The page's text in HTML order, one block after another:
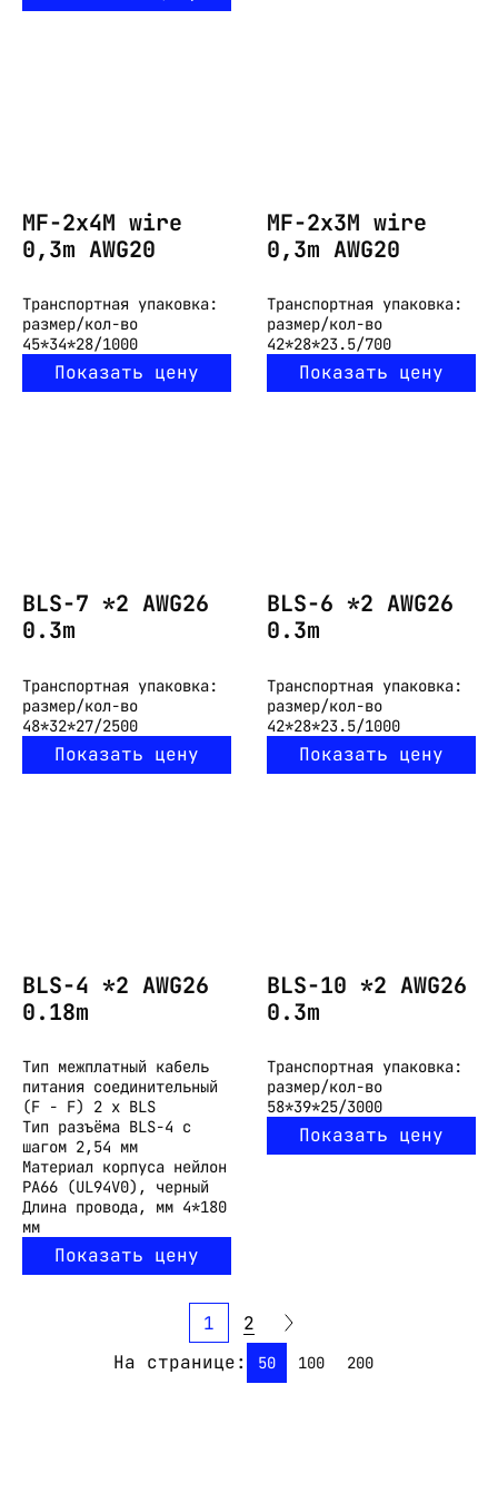
MF-2x4M wire
0,3m AWG20
Транспортная упаковка:
размер/кол-во
45*34*28/1000
Показать цену
MF-2x3M wire
0,3m AWG20
Транспортная упаковка:
размер/кол-во
42*28*23.5/700
Показать цену
BLS-7 *2 AWG26
0.3m
Транспортная упаковка:
размер/кол-во
48*32*27/2500
Показать цену
BLS-6 *2 AWG26
0.3m
Транспортная упаковка:
размер/кол-во
42*28*23.5/1000
Показать цену
BLS-4 *2 AWG26
0.18m
Тип межплатный кабель
питания соединительный
(F - F) 2 x BLS
Тип разъёма BLS-4 с
шагом 2,54 мм
Материал корпуса нейлон
PA66 (UL94V0), черный
Длина провода, мм 4*180
мм
Показать цену
BLS-10 *2 AWG26
0.3m
Транспортная упаковка:
размер/кол-во
58*39*25/3000
Показать цену
1
2
На странице:
50 100 200